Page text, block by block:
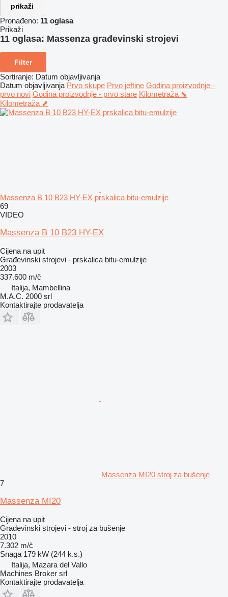
prikaži
Pronađeno: 11 oglasa
Prikaži
11 oglasa: Massenza građevinski strojevi
Filter
Sortiranje: Datum objavljivanja
Datum objavljivanja Prvo skupe Prvo jeftine Godina proizvodnje -
prvo novi Godina proizvodnje - prvo stare Kilometraža ⬊
Kilometraža ⬈
Massenza B 10 B23 HY-EX prskalica bitu-emulzije
69
VIDEO
Massenza B 10 B23 HY-EX
Cijena na upit
Građevinski strojevi - prskalica bitu-emulzije
2003
337.600 m/č
Italija, Mambellina
M.A.C. 2000 srl
Kontaktirajte prodavatelja
Massenza MI20 stroj za bušenje
7
Massenza MI20
Cijena na upit
Građevinski strojevi - stroj za bušenje
2010
7.302 m/č
Snaga 179 kW (244 k.s.)
Italija, Mazara del Vallo
Machines Broker srl
Kontaktirajte prodavatelja